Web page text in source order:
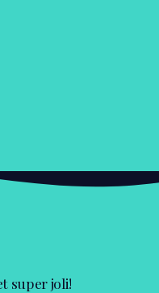
super joli!